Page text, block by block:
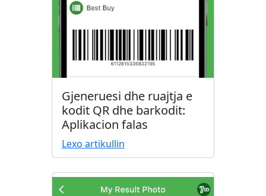
Gjeneruesi dhe ruajtja e
kodit QR dhe barkodit:
Aplikacion falas
Lexo artikullin